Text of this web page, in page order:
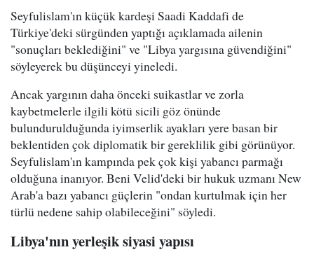
Seyfulislam'ın küçük kardeşi Saadi Kaddafi de
Türkiye'deki sürgünden yaptığı açıklamada ailenin
"sonuçları beklediğini" ve "Libya yargısına güvendiğini"
söyleyerek bu düşünceyi yineledi.
Ancak yargının daha önceki suikastlar ve zorla
kaybetmelerle ilgili kötü sicili göz önünde
bulundurulduğunda iyimserlik ayakları yere basan bir
beklentiden çok diplomatik bir gereklilik gibi görünüyor.
Seyfulislam'ın kampında pek çok kişi yabancı parmağı
olduğuna inanıyor. Beni Velid'deki bir hukuk uzmanı New
Arab'a bazı yabancı güçlerin "ondan kurtulmak için her
türlü nedene sahip olabileceğini" söyledi.
Libya'nın yerleşik siyasi yapısı